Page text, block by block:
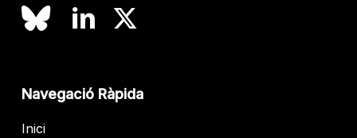
Navegació Ràpida
Inici